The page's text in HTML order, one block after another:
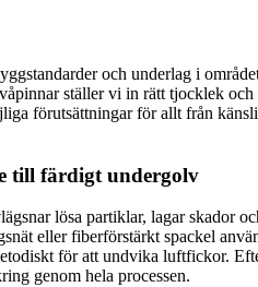
och underlag i
ställer vi in rätt tjocklek
förutsättningar för allt från
till färdigt undergolv
lösa partiklar, lagar
eller fiberförstärkt spackel
för att undvika luftfickor.
genom hela processen.